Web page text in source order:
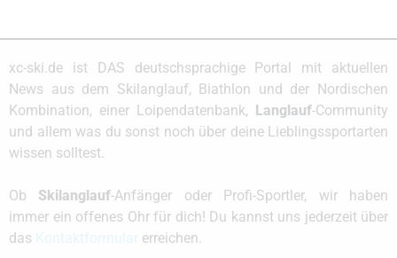
xc-ski.de ist DAS deutschsprachige Portal mit aktuellen
News aus dem Skilanglauf, Biathlon und der Nordischen
Kombination, einer Loipendatenbank, Langlauf-Community
und allem was du sonst noch über deine Lieblingssportarten
wissen solltest.
Ob Skilanglauf-Anfänger oder Profi-Sportler, wir haben
immer ein offenes Ohr für dich! Du kannst uns jederzeit über
das
erreichen.